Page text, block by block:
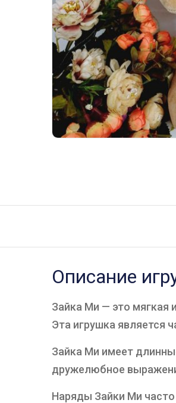
Описание
Зайка Ми — это мягкая
Эта игрушка является
Зайка Ми имеет
дружелюбное
Наряды Зайки Ми